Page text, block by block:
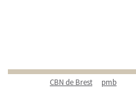
CBN de Brest pmb